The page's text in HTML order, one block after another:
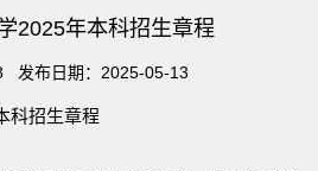
2025年本科招生章程
发布日期：2025-05-13
科招生章程